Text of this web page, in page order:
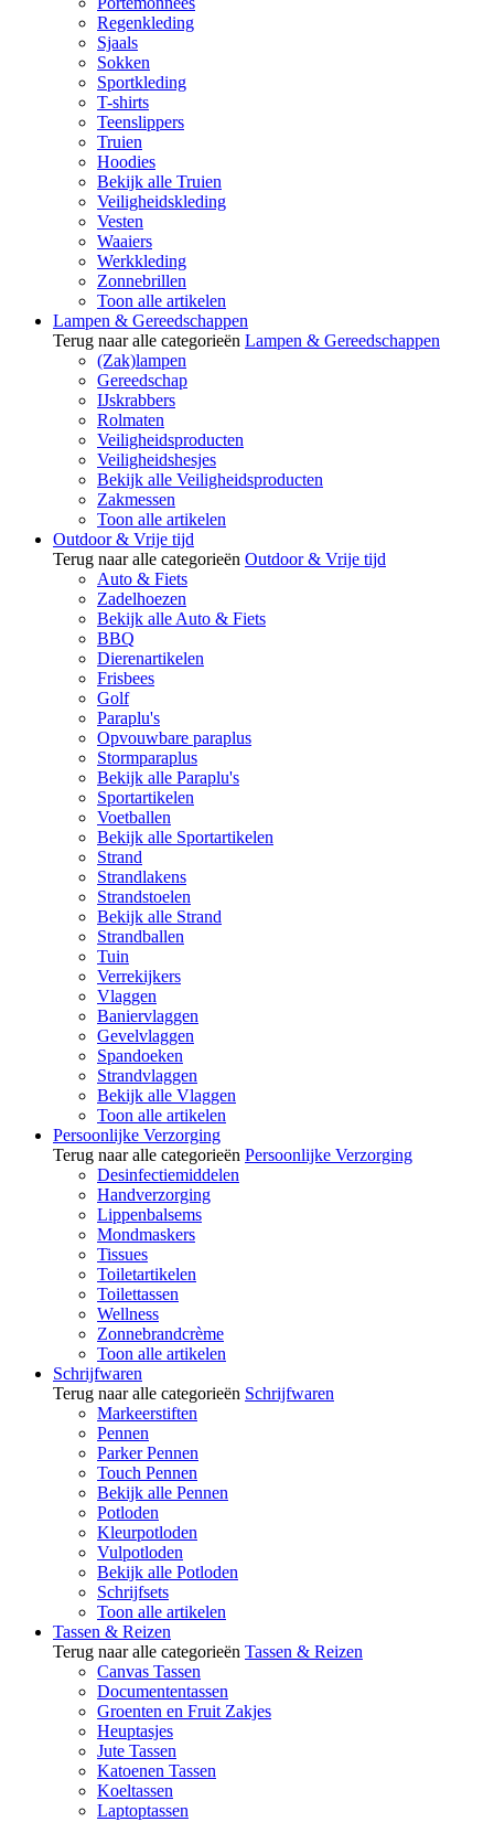
Regenkleding
Sjaals
Sokken
Sportkleding
T-shirts
Teenslippers
Truien
Hoodies
Bekijk alle Truien
Veiligheidskleding
Vesten
Waaiers
Werkkleding
Zonnebrillen
Toon alle artikelen
Lampen & Gereedschappen
Terug naar alle categorieën Lampen & Gereedschappen
(Zak)lampen
Gereedschap
IJskrabbers
Rolmaten
Veiligheidsproducten
Veiligheidshesjes
Bekijk alle Veiligheidsproducten
Zakmessen
Toon alle artikelen
Outdoor & Vrije tijd
Terug naar alle categorieën Outdoor & Vrije tijd
Auto & Fiets
Zadelhoezen
Bekijk alle Auto & Fiets
BBQ
Dierenartikelen
Frisbees
Golf
Paraplu's
Opvouwbare paraplus
Stormparaplus
Bekijk alle Paraplu's
Sportartikelen
Voetballen
Bekijk alle Sportartikelen
Strand
Strandlakens
Strandstoelen
Bekijk alle Strand
Strandballen
Tuin
Verrekijkers
Vlaggen
Baniervlaggen
Gevelvlaggen
Spandoeken
Strandvlaggen
Bekijk alle Vlaggen
Toon alle artikelen
Persoonlijke Verzorging
Terug naar alle categorieën Persoonlijke Verzorging
Desinfectiemiddelen
Handverzorging
Lippenbalsems
Mondmaskers
Tissues
Toiletartikelen
Toilettassen
Wellness
Zonnebrandcrème
Toon alle artikelen
Schrijfwaren
Terug naar alle categorieën Schrijfwaren
Markeerstiften
Pennen
Parker Pennen
Touch Pennen
Bekijk alle Pennen
Potloden
Kleurpotloden
Vulpotloden
Bekijk alle Potloden
Schrijfsets
Toon alle artikelen
Tassen & Reizen
Terug naar alle categorieën Tassen & Reizen
Canvas Tassen
Documententassen
Groenten en Fruit Zakjes
Heuptasjes
Jute Tassen
Katoenen Tassen
Koeltassen
Laptoptassen